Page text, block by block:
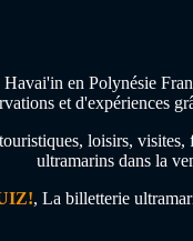
en Polynésie
et d'expériences
loisirs,
ultramarins dans la
, La billetterie